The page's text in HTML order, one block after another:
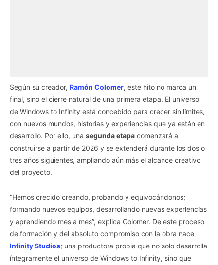
Según su creador, Ramón Colomer, este hito no marca un
final, sino el cierre natural de una primera etapa. El universo
de Windows to Infinity está concebido para crecer sin límites,
con nuevos mundos, historias y experiencias que ya están en
desarrollo. Por ello, una segunda etapa comenzará a
construirse a partir de 2026 y se extenderá durante los dos o
tres años siguientes, ampliando aún más el alcance creativo
del proyecto.
“Hemos crecido creando, probando y equivocándonos;
formando nuevos equipos, desarrollando nuevas experiencias
y aprendiendo mes a mes”, explica Colomer. De este proceso
de formación y del absoluto compromiso con la obra nace
Infinity Studios; una productora propia que no solo desarrolla
íntegramente el universo de Windows to Infinity, sino que